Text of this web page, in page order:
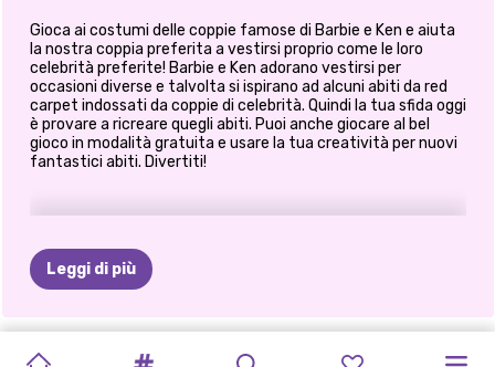
Gioca ai costumi delle coppie famose di Barbie e Ken e aiuta
la nostra coppia preferita a vestirsi proprio come le loro
celebrità preferite! Barbie e Ken adorano vestirsi per
occasioni diverse e talvolta si ispirano ad alcuni abiti da red
carpet indossati da coppie di celebrità. Quindi la tua sfida oggi
è provare a ricreare quegli abiti. Puoi anche giocare al bel
gioco in modalità gratuita e usare la tua creatività per nuovi
fantastici abiti. Divertiti!
Leggi di più
APPUNTAMENTO
ELLIE
COSTUMI